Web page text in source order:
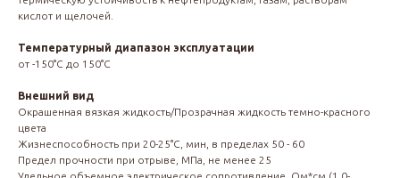
кислот и щелочей.
Температурный диапазон эксплуатации
от -150°С до 150°С
Внешний вид
Окрашенная вязкая жидкость/Прозрачная жидкость темно-красного
цвета
Жизнеспособность при 20-25°С, мин, в пределах 50 - 60
Предел прочности при отрыве, МПа, не менее 25